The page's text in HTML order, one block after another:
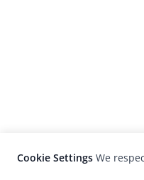
Cookie Settings We